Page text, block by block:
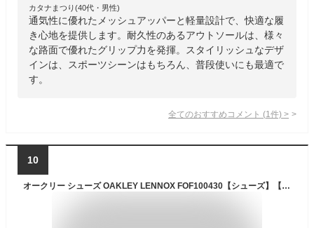
カタナまつり(40代・男性)
通気性に優れたメッシュアッパーと軽量設計で、快適な履
き心地を提供します。耐久性のあるアウトソールは、様々
な路面で優れたグリップ力を発揮。スタイリッシュなデザ
インは、スポーツシーンはもちろん、普段使いにも最適で
す。
全てのおすすめコメント (1 件) >
10
オークリー シューズ OAKLEY LENNOX FOF100430【シューズ】【靴】【スニーカー】